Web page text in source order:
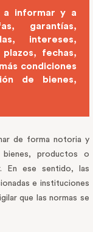
a informar y a
garantías,
intereses,
fechas,
condiciones
de bienes,
de forma notoria y
productos o
En ese sentido, las
e instituciones
que las normas se